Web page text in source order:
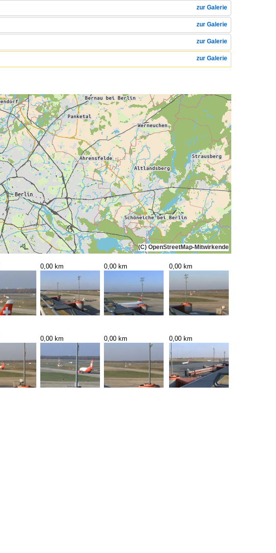
zur Galerie
zur Galerie
zur Galerie
zur Galerie
(C) OpenStreetMap-Mitwirkende
0,00 km 0,00 km 0,00 km
0,00 km 0,00 km 0,00 km